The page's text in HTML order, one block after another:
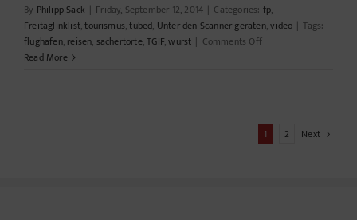
By Philipp Sack | Friday, September 12, 2014 | Categories: fp,
Freitaglinklist,tourismus,tubed, Unter den Scanner geraten,video | Tags:
flughafen, reisen, sachertorte,TGIF,wurst | Comments Offon
Read More
1 2 Next